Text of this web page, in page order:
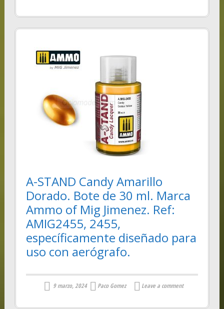
A-STAND Candy Amarillo
Dorado. Bote de 30 ml. Marca
Ammo of Mig Jimenez. Ref:
AMIG2455, 2455,
específicamente diseñado para
uso con aerógrafo.
9 marzo, 2024 Paco Gomez Leave a comment